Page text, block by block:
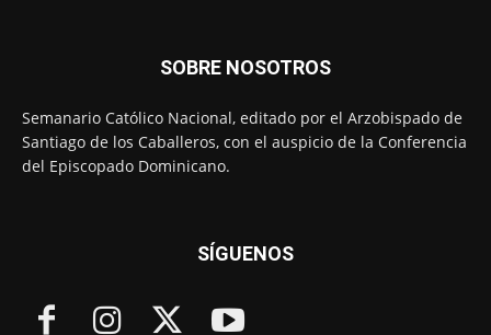
SOBRE NOSOTROS
Semanario Católico Nacional, editado por el Arzobispado de
Santiago de los Caballeros, con el auspicio de la Conferencia
del Episcopado Dominicano.
SÍGUENOS